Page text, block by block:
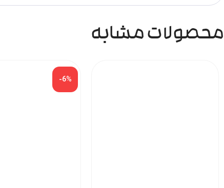
محصولات مشابه
-6%